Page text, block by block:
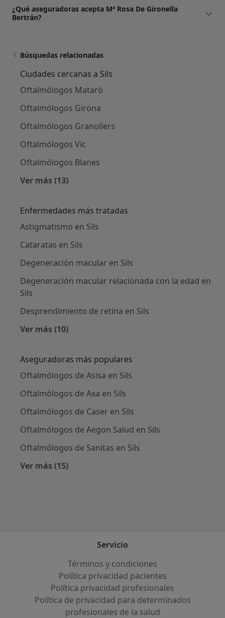
¿Qué aseguradoras acepta Mª Rosa De Gironella
Bertrán?
Búsquedas relacionadas
Ciudades cercanas a Sils
Oftalmólogos Mataró
Oftalmólogos Girona
Oftalmólogos Granollers
Oftalmólogos Vic
Oftalmólogos Blanes
Ver más (13)
Enfermedades más tratadas
Astigmatismo en Sils
Cataratas en Sils
Degeneración macular en Sils
Degeneración macular relacionada con la edad en
Sils
Desprendimiento de retina en Sils
Ver más (10)
Aseguradoras más populares
Oftalmólogos de Asisa en Sils
Oftalmólogos de Axa en Sils
Oftalmólogos de Caser en Sils
Oftalmólogos de Aegon Salud en Sils
Oftalmólogos de Sanitas en Sils
Ver más (15)
Servicio
Términos y condiciones
Política privacidad pacientes
Política privacidad profesionales
Política de privacidad para determinados
profesionales de la salud